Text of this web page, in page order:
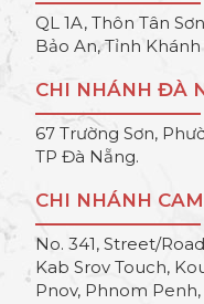
QL 1A, Thôn Tân
Bảo An, Tỉnh Khánh
CHI NHÁNH ĐÀ
67 Trường Sơn,
TP Đà Nẵng.
CHI NHÁNH
No. 341, Street/
Kab Srov Touch,
Pnov, Phnom